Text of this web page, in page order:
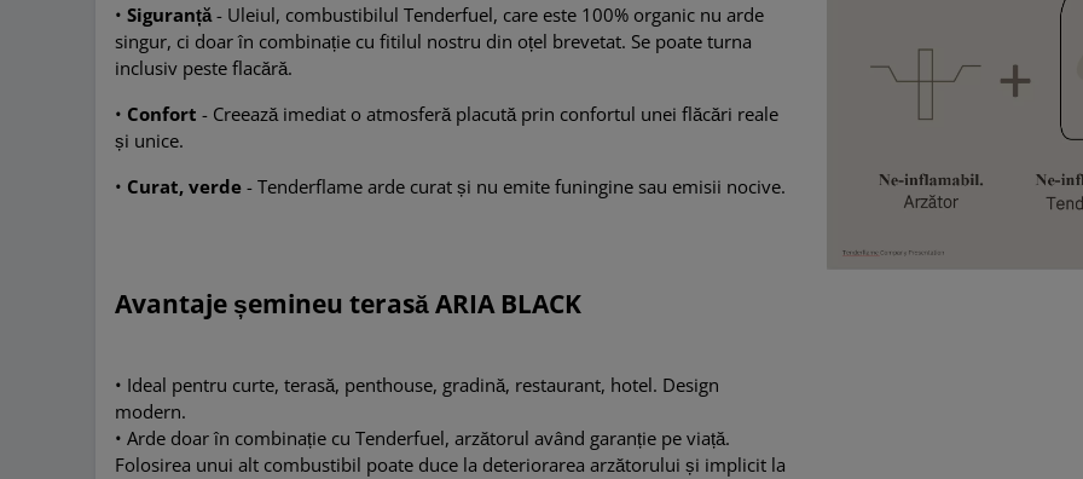
•Siguranță- Uleiul, combustibilul Tenderfuel, care este 100% organic nu arde
singur, ci doar în combinație cu fitilul nostru din oțel brevetat. Se poate turna
inclusiv peste flacără.
• Confort- Creează imediat o atmosferă placută prin confortul unei flăcări reale
și unice.
• Curat, verde- Tenderflame arde curat și nu emite funingine sau emisii nocive.
Avantaje șemineu terasă ARIA BLACK
• Ideal pentru curte, terasă, penthouse, gradină, restaurant, hotel. Design
modern.
• Arde doar în combinație cu Tenderfuel, arzătorul având garanție pe viață.
Folosirea unui alt combustibil poate duce la deteriorarea arzătorului și implicit la